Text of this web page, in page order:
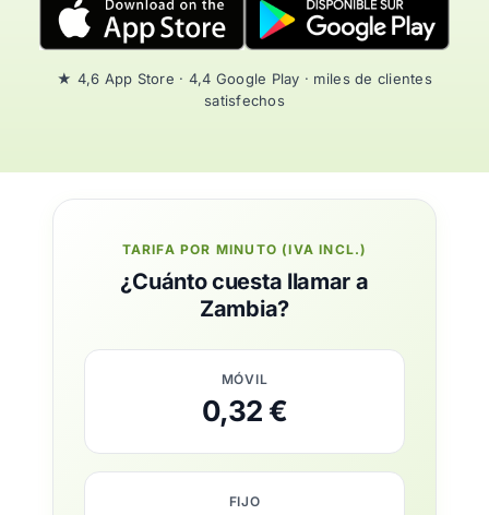
★ 4,6 App Store · 4,4 Google Play · miles de clientes
satisfechos
TARIFA POR MINUTO (IVA INCL.)
¿Cuánto cuesta llamar a
Zambia?
MÓVIL
0,32 €
FIJO